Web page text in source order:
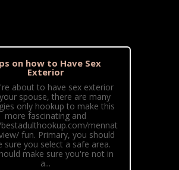
on how to Have Sex
Exterior
about to have sex exterior
spouse, there are many
only hookup to make this
more fascinating and
mennat
fun. Primary, you should
sure you select a safe area.
make sure you're not in
a...